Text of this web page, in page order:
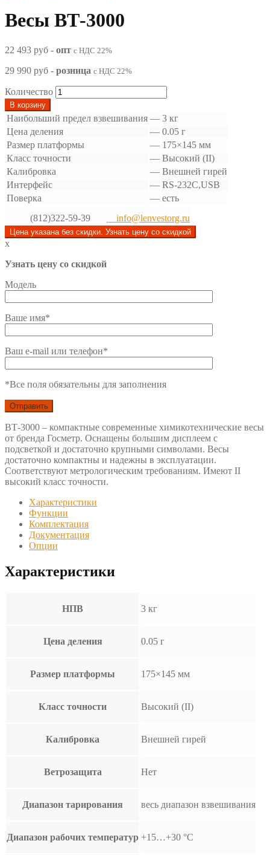
Весы ВТ-3000
22 493 руб - опт с НДС 22%
29 990 руб - розница с НДС 22%
Количество
В корзину
Наибольший предел взвешивания — 3 кг
Цена деления
— 0.05 г
Размер платформы
— 175×145 мм
Класс точности
— Высокий (II)
Калибровка
— Внешней гирей
Интерфейс
— RS-232C,USB
Поверка
— есть
(812)322-59-39
info@lenvestorg.ru
Цена указана без скидки. Узнать цену со скидкой
x
Узнать цену со скидкой
Модель
Ваше имя*
Ваш e-mail или телефон*
*Все поля обязательны для заполнения
ВТ-3000 – компактные современные химикотехнические весы
от бренда Госметр. Оснащены большим дисплеем с
подсветкой и достаточно крупными символами. Весы
достаточно компактны и надежны в эксплуатации.
Соответствуют метрологическим требованиям. Имеют II
высокий класс точности.
Характеристики
Функции
Комплектация
Документация
Опции
Характеристики
НПВ 3 кг
Цена деления 0.05 г
Размер платформы 175×145 мм
Класс точности Высокий (II)
Калибровка Внешней гирей
Ветрозащита Нет
Диапазон тарирования весь диапазон взвешивания
Диапазон рабочих температур +15…+30 °С